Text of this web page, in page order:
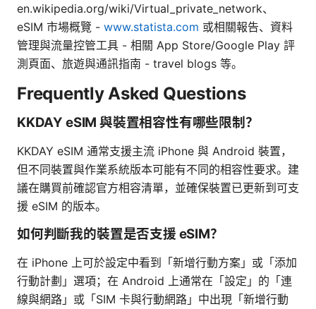
en.wikipedia.org/wiki/Virtual_private_network、
eSIM 市場概覽 - www.statista.com 或相關報告、資料
管理與流量控管工具 - 相關 App Store/Google Play 評
測頁面、旅遊與通訊指南 - travel blogs 等。
Frequently Asked Questions
KKDAY eSIM 與裝置相容性有哪些限制？
KKDAY eSIM 通常支援主流 iPhone 與 Android 裝置，
但不同裝置與作業系統版本可能有不同的相容性要求。建
議在購買前確認官方相容清單，並確保裝置已更新到可支
援 eSIM 的版本。
如何判斷我的裝置是否支援 eSIM？
在 iPhone 上可於設定中看到「新增行動方案」或「添加
行動計劃」選項；在 Android 上通常在「設定」的「連
線與網路」或「SIM 卡與行動網路」中出現「新增行動